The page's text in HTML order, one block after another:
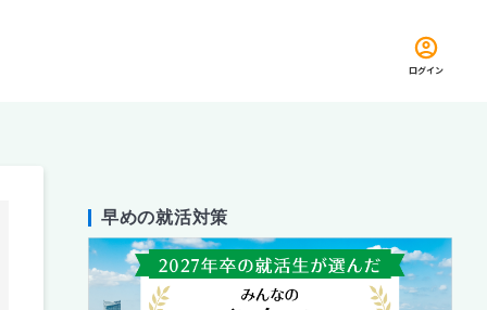
ログイン
早めの就活対策